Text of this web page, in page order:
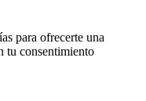
para ofrecerte una
tu consentimiento